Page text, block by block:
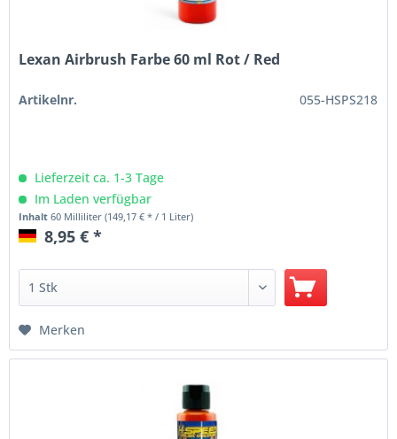
Lexan Airbrush Farbe 60 ml Rot / Red
Artikelnr. 055-HSPS218
Lieferzeit ca. 1-3 Tage
Im Laden verfügbar
Inhalt60 Milliliter(149,17 € * / 1 Liter)
8,95 € *
Merken